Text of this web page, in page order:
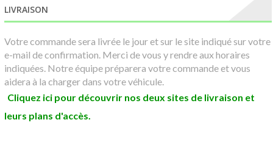
LIVRAISON
Votre commande sera livrée le jour et sur le site indiqué sur votre
e-mail de confirmation. Merci de vous y rendre aux horaires
indiquées. Notre équipe préparera votre commande et vous
aidera à la charger dans votre véhicule.
Cliquez ici pour découvrir nos deux sites de livraison et
leurs plans d'accès.